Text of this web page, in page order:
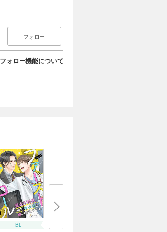
フォロー
フォロー機能について
BL